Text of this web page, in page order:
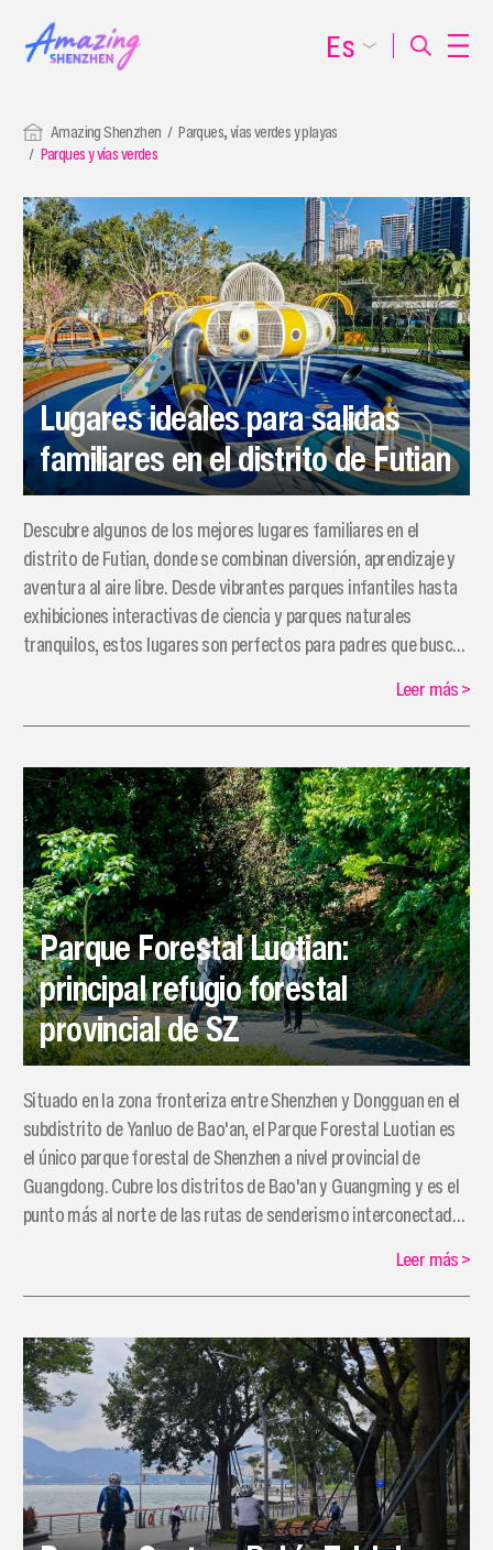
Amazing Shenzhen
Parques, vías verdes y playas
Parques y vías verdes
Lugares ideales para salidas
familiares en el distrito de Futian
Descubre algunos de los mejores lugares familiares en el
distrito de Futian, donde se combinan diversión, aprendizaje y
aventura al aire libre. Desde vibrantes parques infantiles hasta
exhibiciones interactivas de ciencia y parques naturales
tranquilos, estos lugares son perfectos para padres que buscan
Leer más>
Parque Forestal Luotian:
principal refugio forestal
provincial de SZ
Situado en la zona fronteriza entre Shenzhen y Dongguan en el
subdistrito de Yanluo de Bao'an, el Parque Forestal Luotian es
el único parque forestal de Shenzhen a nivel provincial de
Guangdong. Cubre los distritos de Bao'an y Guangming y es el
punto más al norte de las rutas de senderismo interconectadas
Leer más>
Es